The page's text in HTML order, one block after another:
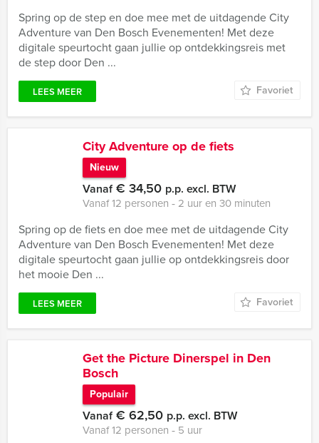
Spring op de step en doe mee met de uitdagende City
Adventure van Den Bosch Evenementen! Met deze
digitale speurtocht gaan jullie op ontdekkingsreis met
de step door Den ...
LEES MEER Favoriet
City Adventure op de fiets
Nieuw
Vanaf€ 34,50 p.p. excl. BTW
Vanaf 12 personen ‐ 2 uur en 30 minuten
Spring op de fiets en doe mee met de uitdagende City
Adventure van Den Bosch Evenementen! Met deze
digitale speurtocht gaan jullie op ontdekkingsreis door
het mooie Den ...
LEES MEER Favoriet
Get the Picture Dinerspel in Den
Bosch
Populair
Vanaf€ 62,50 p.p. excl. BTW
Vanaf 12 personen ‐ 5 uur